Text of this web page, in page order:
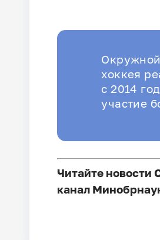
хоккея
с 2014
участие
Читайте новости
канал